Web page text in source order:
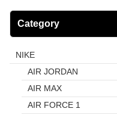
Category
NIKE
AIR JORDAN
AIR MAX
AIR FORCE 1